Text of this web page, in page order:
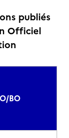
publiés
Officiel
BO